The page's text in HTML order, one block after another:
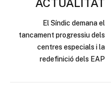
ACTUALITAT
El Síndic demana el
tancament progressiu dels
centres especials i la
redefinició dels EAP